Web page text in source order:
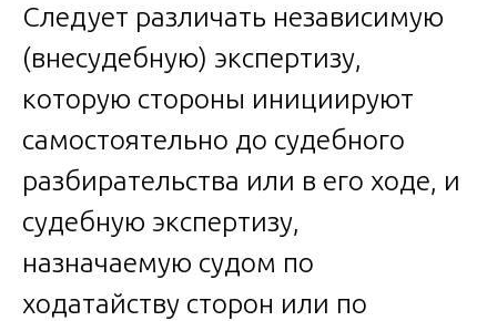
Следует различать независимую
(внесудебную) экспертизу,
которую стороны инициируют
самостоятельно до судебного
разбирательства или в его ходе, и
судебную экспертизу,
назначаемую судом по
ходатайству сторон или по